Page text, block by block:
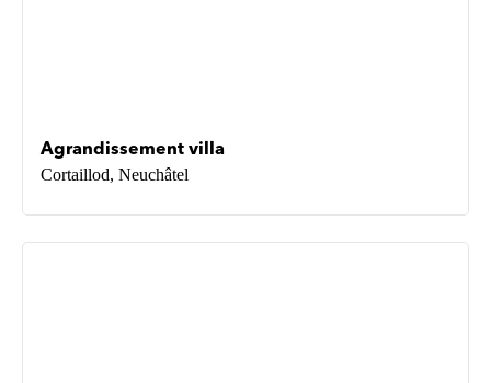
Agrandissement villa
Cortaillod, Neuchâtel